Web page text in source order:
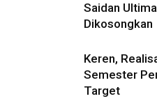
Saidan
Dikosongkan
Keren,
Semester
Target